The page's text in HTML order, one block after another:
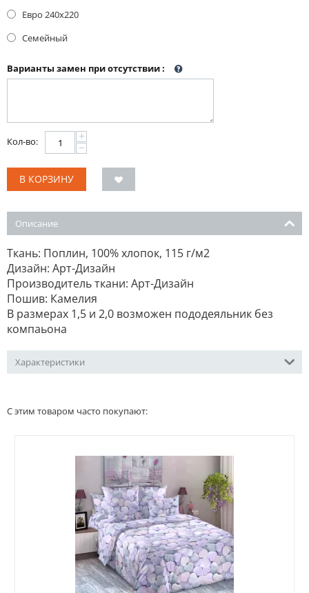
Евро 240x220
Семейный
Варианты замен при отсутствии:
Кол-во: +
−
В КОРЗИНУ
Описание
Ткань: Поплин, 100% хлопок, 115 г/м2
Дизайн: Арт-Дизайн
Производитель ткани: Арт-Дизайн
Пошив: Камелия
В размерах 1,5 и 2,0 возможен пододеяльник без
компаьона
Характеристики
С этим товаром часто покупают: